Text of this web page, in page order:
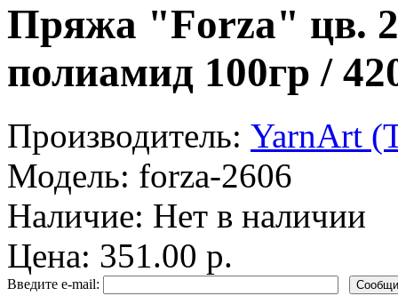
Пряжа "Forza" цв.
полиамид 100гр /
Производитель: YarnArt
Модель: forza-2606
Наличие: Нет в наличии
Цена: 351.00 р.
Введите e-mail: